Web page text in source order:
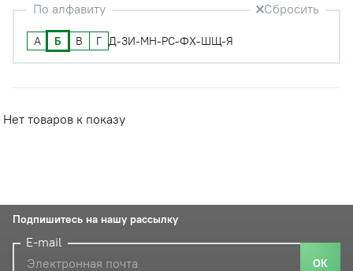
По алфавиту Сбросить
А Б В Г Д-ЗИ-МН-РС-ФХ-ШЩ-Я
Нет товаров к показу
Подпишитесь на нашу рассылку
E-mail
ОК